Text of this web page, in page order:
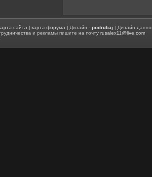
сайта |карта форума | Дизайн -podrubaj | Дизайн
и рекламы пишите на почтуrusalex11@live.com